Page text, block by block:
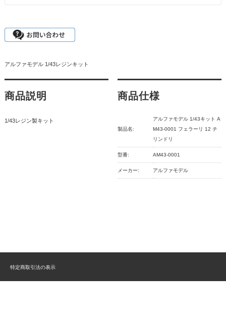
アルファモデル 1/43レジンキット
商品説明
1/43レジン製キット
商品仕様
製品名:
アルファモデル 1/43キット A
M43-0001 フェラーリ 12 チ
リンドリ
型番: AM43-0001
メーカー: アルファモデル
特定商取引法の表示